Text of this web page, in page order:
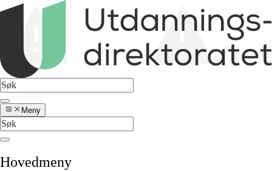
Meny
Hovedmeny